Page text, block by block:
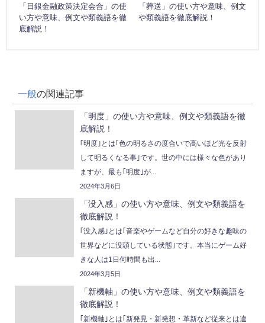
「日銀金融政策決定会合」の使
い方や意味、例文や類義語を徹
底解説！
「葬送」の使い方や意味、例文
や類義語を徹底解説！
一般の関連記事
「明度」の使い方や意味、例文や類義語を徹
底解説！
｢明度｣とは｢色の明るさの度合いで高いほど光を反射
して明るくなる事｣です。世の中には様々な色があり
ますが、最も｢明度｣が...
2024年3月6日
「没入感」の使い方や意味、例文や類義語を
徹底解説！
｢没入感｣とは｢音楽やゲームなど自分の好きな趣味の
世界などに没頭している状態｣です。本当にゲーム好
きな人は1日何時間も出...
2024年3月5日
「新機軸」の使い方や意味、例文や類義語を
徹底解説！
｢新機軸｣とは｢新発見・新発想・革新など従来とは違